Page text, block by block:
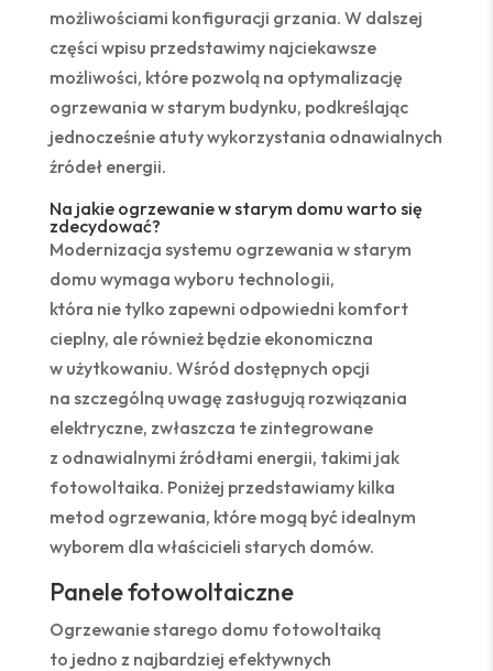
możliwościami konfiguracji grzania. W dalszej
części wpisu przedstawimy najciekawsze
możliwości, które pozwolą na optymalizację
ogrzewania w starym budynku, podkreślając
jednocześnie atuty wykorzystania odnawialnych
źródeł energii.
Na jakie ogrzewanie w starym domu warto się
zdecydować?
Modernizacja systemu ogrzewania w starym
domu wymaga wyboru technologii,
która nie tylko zapewni odpowiedni komfort
cieplny, ale również będzie ekonomiczna
w użytkowaniu. Wśród dostępnych opcji
na szczególną uwagę zasługują rozwiązania
elektryczne, zwłaszcza te zintegrowane
z odnawialnymi źródłami energii, takimi jak
fotowoltaika. Poniżej przedstawiamy kilka
metod ogrzewania, które mogą być idealnym
wyborem dla właścicieli starych domów.
Panele fotowoltaiczne
Ogrzewanie starego domu fotowoltaiką
to jedno z najbardziej efektywnych